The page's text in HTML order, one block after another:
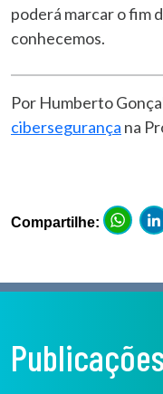
poderá marcar o fim
conhecemos.
Por Humberto
cibersegurança na
Compartilhe: